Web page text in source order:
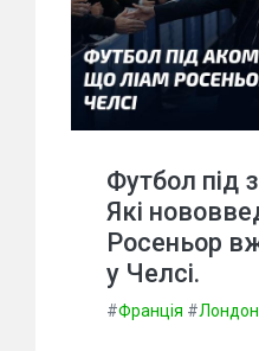
Футбол під
Які
Росеньор
у Челсі.
#Франція #Лондон